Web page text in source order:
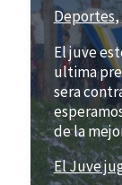
Deportes,
El juve
ultima
sera
de la
El Juve